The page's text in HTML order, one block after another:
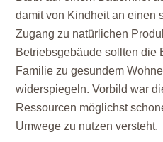
damit von Kindheit an einen
Zugang zu natürlichen
Betriebsgebäude sollten die
Familie zu gesundem
widerspiegeln. Vorbild war
Ressourcen möglichst
Umwege zu nutzen versteht.